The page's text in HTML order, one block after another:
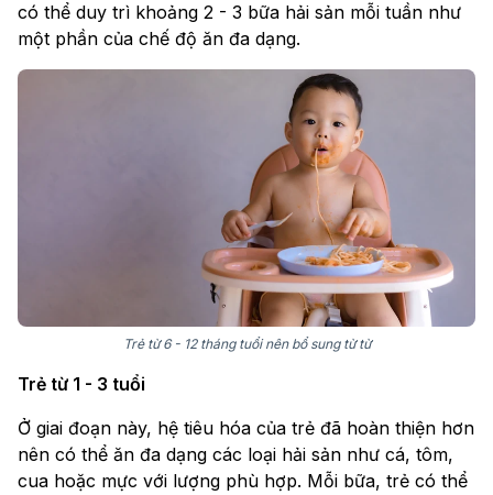
có thể duy trì khoảng 2 - 3 bữa hải sản mỗi tuần như
một phần của chế độ ăn đa dạng.
Trẻ từ 6 - 12 tháng tuổi nên bổ sung từ từ
Trẻ từ 1 - 3 tuổi
Ở giai đoạn này, hệ tiêu hóa của trẻ đã hoàn thiện hơn
nên có thể ăn đa dạng các loại hải sản như cá, tôm,
cua hoặc mực với lượng phù hợp. Mỗi bữa, trẻ có thể